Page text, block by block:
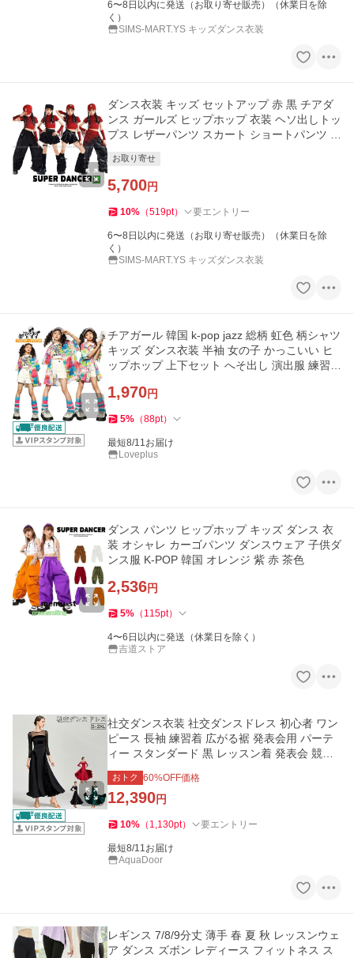
6〜8日以内に発送（お取り寄せ販売）（休業日を除
く）
SIMS-MART.YS キッズダンス衣装
ダンス衣装 キッズ セットアップ 赤 黒 チアダ
ンス ガールズ ヒップホップ 衣装 ヘソ出しトッ
プス レザーパンツ スカート ショートパンツ 派
お取り寄せ
5,700円
10% （519pt） 要エントリー
6〜8日以内に発送（お取り寄せ販売）（休業日を除
く）
SIMS-MART.YS キッズダンス衣装
チアガール 韓国 k-pop jazz 総柄 虹色 柄シャツ
キッズ ダンス衣装 半袖 女の子 かっこいい ヒ
ップホップ 上下セット へそ出し 演出服 練習着
1,970円
5% （88pt）
最短8/11お届け
Loveplus
ダンス パンツ ヒップホップ キッズ ダンス 衣
装 オシャレ カーゴパンツ ダンスウェア 子供ダ
ンス服 K-POP 韓国 オレンジ 紫 赤 茶色
2,536円
5% （ 115pt）
4〜6日以内に発送（休業日を除く）
吉道ストア
社交ダンス衣装 社交ダンスドレス 初心者 ワン
ピース 長袖 練習着 広がる裾 発表会用 パーテ
ィー スタンダード 黒 レッスン着 発表会 競技
着 演出用 開場ドレス
おトク 60%OFF価格
12,390円
10% （ 1,130pt） 要エントリー
最短8/11お届け
AquaDoor
レギンス 7/8/9分丈 薄手 春 夏 秋 レッスンウェ
ア ダンス ズボン レディース フィットネス ス